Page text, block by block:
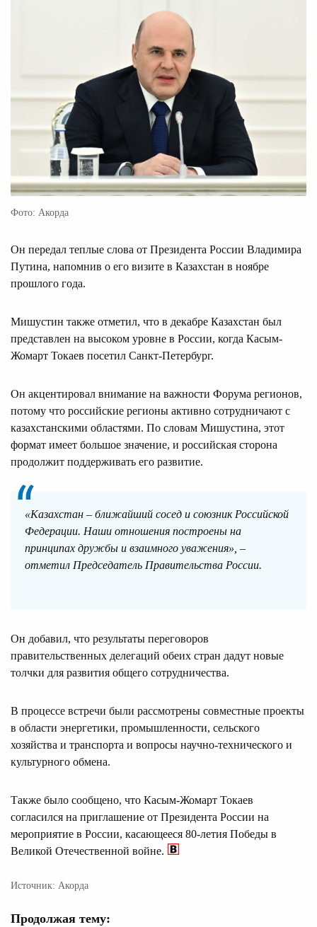
Фото: Акорда
Он передал теплые слова от Президента России Владимира
Путина, напомнив о его визите в Казахстан в ноябре
прошлого года.
Мишустин также отметил, что в декабре Казахстан был
представлен на высоком уровне в России, когда Касым-
Жомарт Токаев посетил Санкт-Петербург.
Он акцентировал внимание на важности Форума регионов,
потому что российские регионы активно сотрудничают с
казахстанскими областями. По словам Мишустина, этот
формат имеет большое значение, и российская сторона
продолжит поддерживать его развитие.
«Казахстан – ближайший сосед и союзник Российской
Федерации. Наши отношения построены на
принципах дружбы и взаимного уважения», –
отметил Председатель Правительства России.
Он добавил, что результаты переговоров
правительственных делегаций обеих стран дадут новые
толчки для развития общего сотрудничества.
В процессе встречи были рассмотрены совместные проекты
в области энергетики, промышленности, сельского
хозяйства и транспорта и вопросы научно-технического и
культурного обмена.
Также было сообщено, что Касым-Жомарт Токаев
согласился на приглашение от Президента России на
мероприятие в России, касающееся 80-летия Победы в
Великой Отечественной войне.
Источник: Акорда
Продолжая тему: